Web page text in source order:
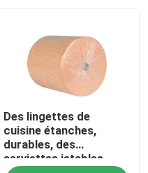
Des lingettes de
cuisine étanches,
durables, des
serviettes jetables.